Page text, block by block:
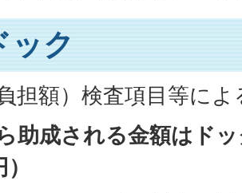
ック
担額）検査項目等によ
助成される金額はド